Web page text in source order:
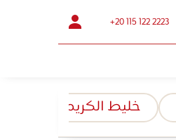
+20 115 122 2223
خليط الكريمة البودرة